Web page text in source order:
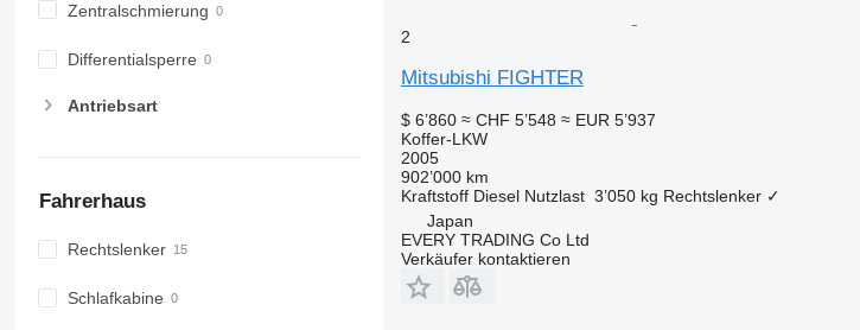
Zentralschmierung
Differentialsperre
Antriebsart
Fahrerhaus
Rechtslenker
Schlafkabine
2
Mitsubishi FIGHTER
$ 6’860 ≈ CHF 5’548 ≈ EUR 5’937
Koffer-LKW
2005
902’000 km
Kraftstoff Diesel Nutzlast 3’050 kg Rechtslenker ✓
Japan
EVERY TRADING Co Ltd
Verkäufer kontaktieren